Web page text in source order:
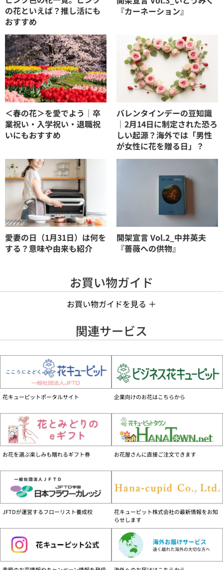
の花といえば？推し活にも
おすすめ
『カーネーション』
＜春の花＞を愛でよう｜卒
業祝い・入学祝い・退職祝
いにもおすすめ
バレンタインデーの豆知識
｜2月14日に制定された恐ろ
しい起源？海外では「男性
が女性に花を贈る日」？
愛妻の日（1月31日）は何を
する？意味や由来も紹介
開架宣言 Vol.2_中井英夫
『薔薇への供物』
お買い物ガイド
お買い物ガイドを見る ＋
お花代の他に、商品1件ごとに手数料990円（税込）がかかります。
お支払いについて
■個人のお客様
クレジットカード、GMO後払い、携帯電話会社決済、Amazon Pay、コンビニ前
払い、でのお支払いがご利用いただけます。
商品によって支払い方法が異なります。
お届けの事前確認について
お届け先へ事前に在宅確認の連絡をする場合があります。
なお、連絡がつかない場合は、ご指定の日時にお届けができない場合がございま
す。
離島など一部の地域を除く、日本国内のみです。
配達不能地域一覧はこちら
お届け日について
お支払い方法、商品によりお届日が異なりますので、ご注意ください。お届け日
営業時間と注文の取り扱いについて
24時間ご注文を承ります。営業時間は、年末年始除く、9:30～17:30です。
【当日扱い】 9:30～17:00ご注文分
関連サービス
花キューピットポータルサイト 企業向けのお花はこちらから
お花を選ぶ楽しみも贈れるギフト券 お花屋さんに直接ご注文できます
JFTDが運営するフローリスト養成校
花キューピット株式会社の最新情報をお知
らせします